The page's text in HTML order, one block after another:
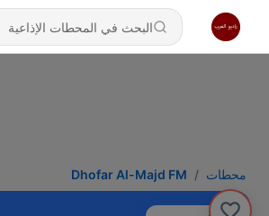
محطات Dhofar Al-Majd FM